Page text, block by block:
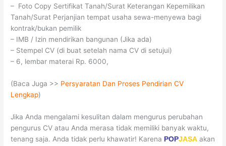
– Foto Copy Sertifikat Tanah/Surat Keterangan Kepemilikan
Tanah/Surat Perjanjian tempat usaha sewa-menyewa bagi
kontrak/bukan pemilik
– IMB / Izin mendirikan bangunan (Jika ada)
– Stempel CV (di buat setelah nama CV di setujui)
– 6, lembar materai Rp. 6000,
(Baca Juga >> Persyaratan Dan Proses Pendirian CV
Lengkap)
Jika Anda mengalami kesulitan dalam mengurus perubahan
pengurus CV atau Anda merasa tidak memiliki banyak waktu,
tenang saja. Anda tidak perlu khawatir! Karena POPJASA akan